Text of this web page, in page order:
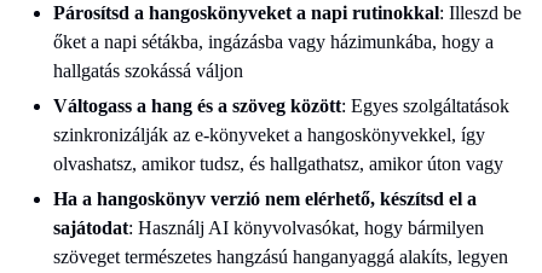
Párosítsd a hangoskönyveket a napi rutinokkal: Illeszd be
őket a napi sétákba, ingázásba vagy házimunkába, hogy a
hallgatás szokássá váljon
Váltogass a hang és a szöveg között: Egyes szolgáltatások
szinkronizálják az e-könyveket a hangoskönyvekkel, így
olvashatsz, amikor tudsz, és hallgathatsz, amikor úton vagy
Ha a hangoskönyv verzió nem elérhető, készítsd el a
sajátodat: Használj AI könyvolvasókat, hogy bármilyen
szöveget természetes hangzású hanganyaggá alakíts, legyen